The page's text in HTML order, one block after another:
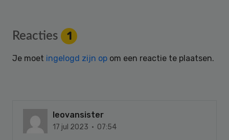
Reader
Interactions
Reacties 1
Je moet ingelogd zijn op om een reactie te plaatsen.
leovansister
17 jul 2023 · 07:54